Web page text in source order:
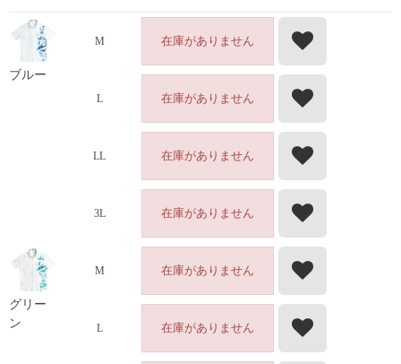
ブルー
M 在庫がありません
L 在庫がありません
LL 在庫がありません
3L 在庫がありません
グリー
ン
M 在庫がありません
L 在庫がありません